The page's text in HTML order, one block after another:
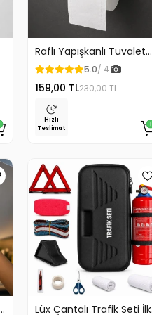
Raflı Yapışkanlı Tuvalet
Kağıdı Askılığı
5.0/ 4
159,00 TL230,00 TL
Hızlı
Teslimat
Lüx Çantalı Trafik Seti İlk